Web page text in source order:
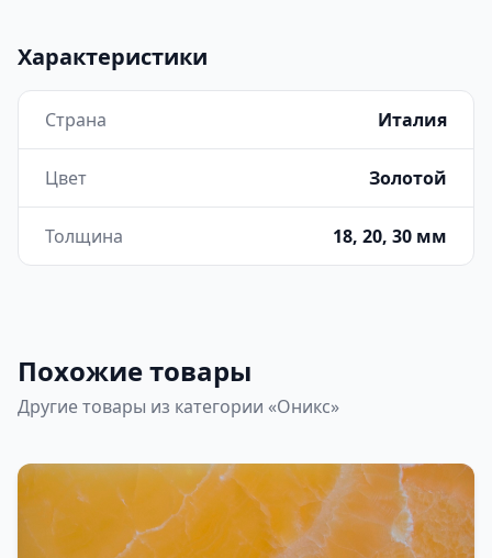
Характеристики
Страна Италия
Цвет Золотой
Толщина 18, 20, 30 мм
Похожие товары
Другие товары из категории «Оникс»